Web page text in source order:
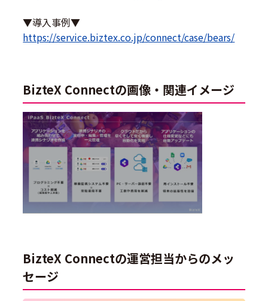
▼導入事例▼
https://service.biztex.co.jp/connect/case/bears/
BizteX Connectの画像・関連イメージ
BizteX Connectの運営担当からのメッ
セージ